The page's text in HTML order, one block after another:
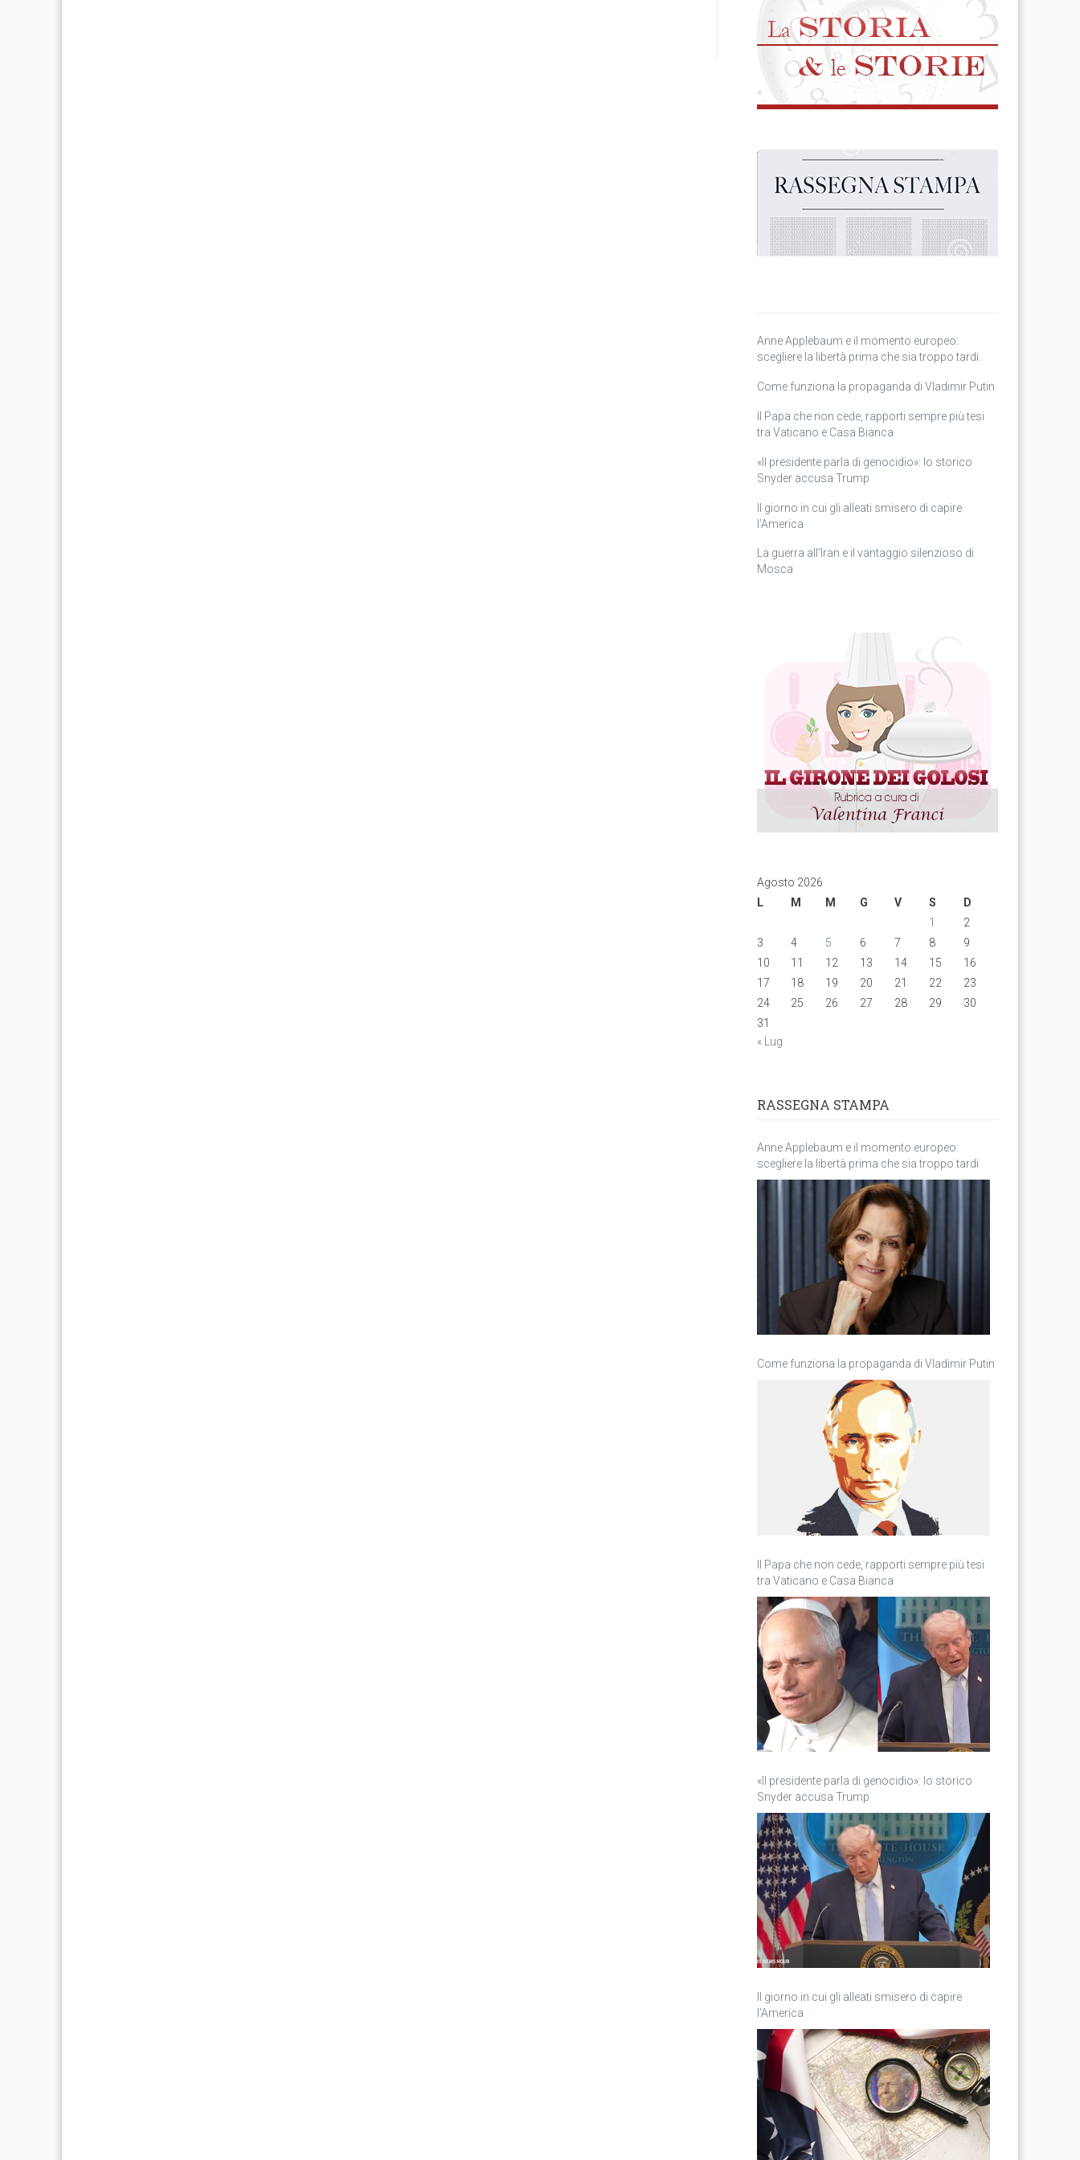
Anne Applebaum e il momento europeo:
scegliere la libertà prima che sia troppo tardi
Come funziona la propaganda di Vladimir Putin
Il Papa che non cede, rapporti sempre più tesi
tra Vaticano e Casa Bianca
«Il presidente parla di genocidio»: lo storico
Snyder accusa Trump
Il giorno in cui gli alleati smisero di capire
l’America
La guerra all’Iran e il vantaggio silenzioso di
Mosca
Agosto 2026
L
M M G V S
D
1
2
3
4 5 6 7 8
9
10
11 12 13 14 15
16
17
18 19 20 21 22
23
24
25 26 27 28 29
30
31
« Lug
RASSEGNA STAMPA
Anne Applebaum e il momento europeo:
scegliere la libertà prima che sia troppo tardi
Come funziona la propaganda di Vladimir Putin
Il Papa che non cede, rapporti sempre più tesi
tra Vaticano e Casa Bianca
«Il presidente parla di genocidio»: lo storico
Snyder accusa Trump
Il giorno in cui gli alleati smisero di capire
l’America